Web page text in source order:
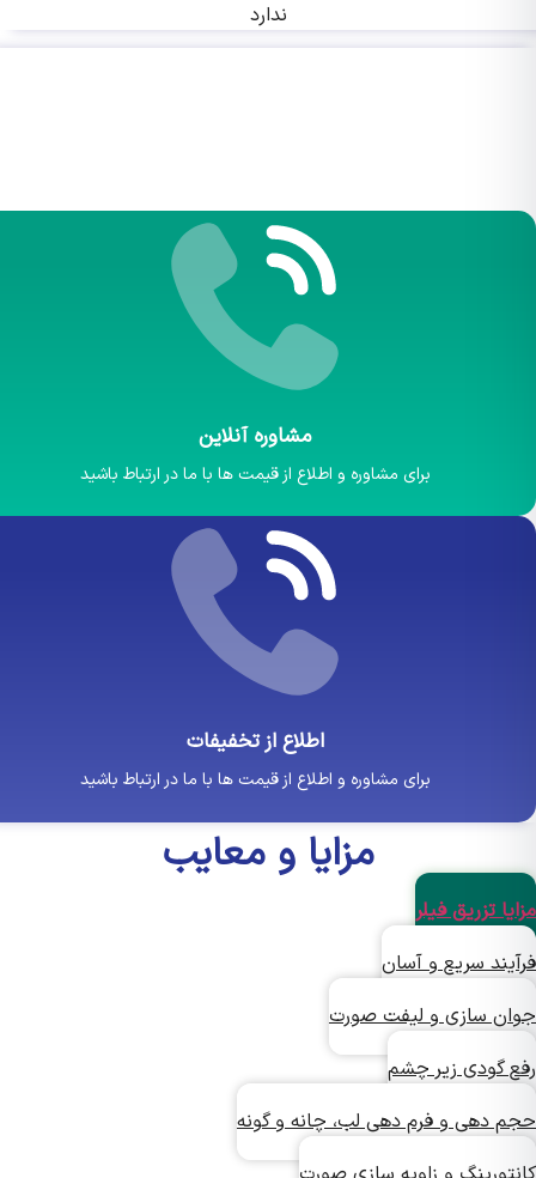
ندارد
مشاوره آنلاین
برای مشاوره و اطلاع از قیمت ها با ما در ارتباط باشید
اطلاع از تخفیفات
برای مشاوره و اطلاع از قیمت ها با ما در ارتباط باشید
مزایا و معایب
تزریق فیلر
سریع و آسان
سازی و لیفت صورت
گودی زیر چشم
دهی و فرم دهی لب، چانه و گونه